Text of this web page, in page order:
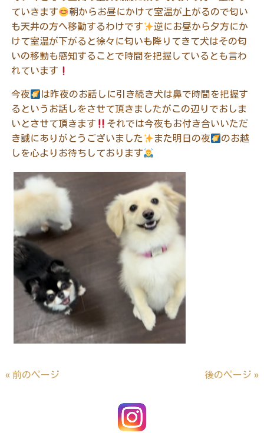
ていきます
朝からお昼にかけて室温が上がるので匂い
も天井の方へ移動するわけです
逆にお昼から夕方にか
けて室温が下がると徐々に匂いも降りてきて犬はその匂
いの移動も感知することで時間を把握しているとも言わ
れています
今夜
は昨夜のお話しに引き続き犬は鼻で時間を把握す
るというお話しをさせて頂きましたがこの辺りでおしま
いとさせて頂きます
それでは今夜もお付き合いいただ
き誠にありがとうございました
また明日の夜
のお越
しを心よりお待ちしております
« 前のページ 後のページ »